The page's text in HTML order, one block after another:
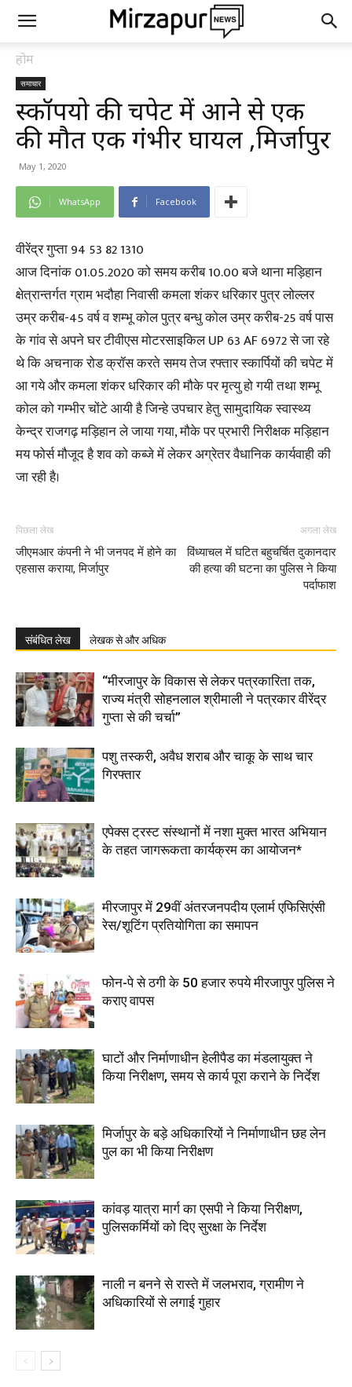
होम
समाचार
स्कॉर्पियो की चपेट में आने से एक
की मौत एक गंभीर घायल ,मिर्जापुर
May 1, 2020
WhatsApp Facebook
वीरेंद्र गुप्ता 94 53 82 1310
आज दिनांक 01.05.2020 को समय करीब 10.00 बजे थाना मड़िहान
क्षेत्रान्तर्गत ग्राम भदौहा निवासी कमला शंकर धरिकार पुत्र लोल्लर
उम्र करीब-45 वर्ष व शम्भू कोल पुत्र बन्धु कोल उम्र करीब-25 वर्ष पास
के गांव से अपने घर टीवीएस मोटरसाइकिल UP 63 AF 6972 से जा रहे
थे कि अचनाक रोड क्रॉस करते समय तेज रफ्तार स्कार्पियों की चपेट में
आ गये और कमला शंकर धरिकार की मौके पर मृत्यु हो गयी तथा शम्भू
कोल को गम्भीर चोंटे आयी है जिन्हे उपचार हेतु सामुदायिक स्वास्थ्य
केन्द्र राजगढ़ मड़िहान ले जाया गया, मौके पर प्रभारी निरीक्षक मड़िहान
मय फोर्स मौजूद है शव को कब्जे में लेकर अग्रेतर वैधानिक कार्यवाही की
जा रही है।
पिछला लेख
जीएमआर कंपनी ने भी जनपद में होने का
एहसास कराया, मिर्जापुर
अगला लेख
विंध्याचल में घटित बहुचर्चित दुकानदार
की हत्या की घटना का पुलिस ने किया
पर्दाफाश
संबंधित लेख लेखक से और अधिक
“मीरजापुर के विकास से लेकर पत्रकारिता तक,
राज्य मंत्री सोहनलाल श्रीमाली ने पत्रकार वीरेंद्र
गुप्ता से की चर्चा”
पशु तस्करी, अवैध शराब और चाकू के साथ चार
गिरफ्तार
एपेक्स ट्रस्ट संस्थानों में नशा मुक्त भारत अभियान
के तहत जागरूकता कार्यक्रम का आयोजन*
मीरजापुर में 29वीं अंतरजनपदीय एलार्म एफिसिएंसी
रेस/शूटिंग प्रतियोगिता का समापन
फोन-पे से ठगी के 50 हजार रुपये मीरजापुर पुलिस ने
कराए वापस
घाटों और निर्माणाधीन हेलीपैड का मंडलायुक्त ने
किया निरीक्षण, समय से कार्य पूरा कराने के निर्देश
मिर्जापुर के बड़े अधिकारियों ने निर्माणाधीन छह लेन
पुल का भी किया निरीक्षण
कांवड़ यात्रा मार्ग का एसपी ने किया निरीक्षण,
पुलिसकर्मियों को दिए सुरक्षा के निर्देश
नाली न बनने से रास्ते में जलभराव, ग्रामीण ने
अधिकारियों से लगाई गुहार